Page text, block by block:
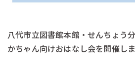
八代市立図書館本館・せんちょう
かちゃん向けおはなし会を開催しま